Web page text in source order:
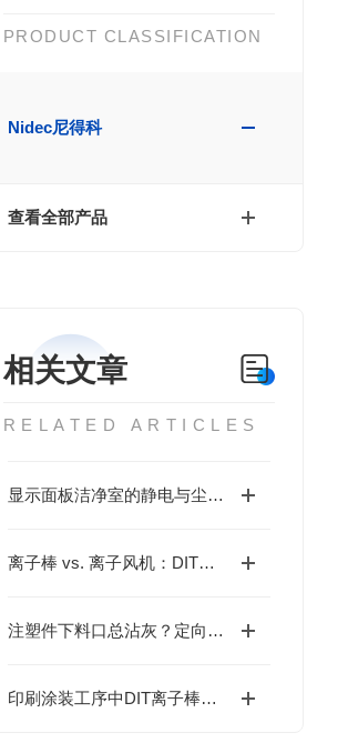
PRODUCT CLASSIFICATION
Nidec尼得科
查看全部产品
相关文章
RELATED ARTICLES
显示面板洁净室的静电与尘埃，为何传统过滤越““干净““越被动？
离子棒 vs. 离子风机：DIT静电消除设备怎么选？
注塑件下料口总沾灰？定向离子气流或许是更优解
印刷涂装工序中DIT离子棒的静电管理方案